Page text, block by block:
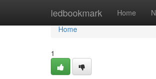
ledbookmark Home
Home
Home
1